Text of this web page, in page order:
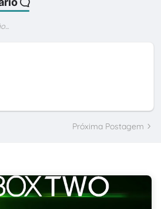
Próxima Postagem